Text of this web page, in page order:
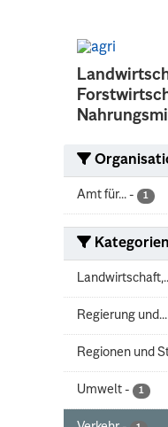
Amt für... - 1
Kategorien
Regierung und...
Regionen und
Umwelt - 1